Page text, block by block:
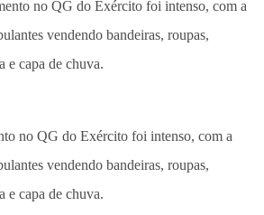
no QG do Exército foi intenso, com a
vendendo bandeiras, roupas,
e capa de chuva.